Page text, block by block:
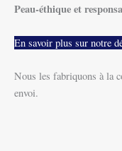
Peau-éthique et
En savoir plus sur notre
Nous les fabriquons à la
envoi.